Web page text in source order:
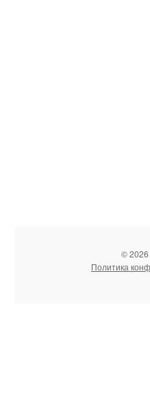
© 2026
Политика